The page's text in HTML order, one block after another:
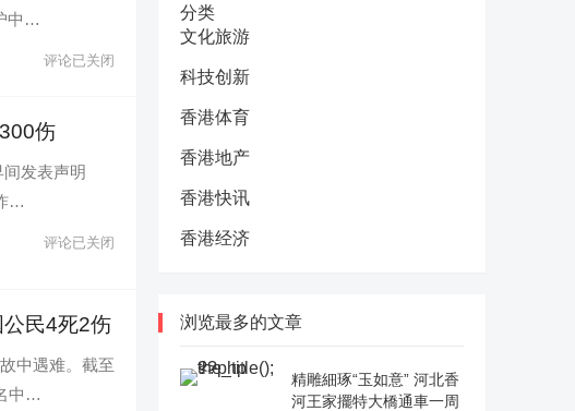
中…
评论已关闭
伤
发表声明
…
评论已关闭
民4死2伤
中遇难。截至
中…
分类
文化旅游
科技创新
香港体育
香港地产
香港快讯
香港经济
浏览最多的文章
精雕細琢“玉如意” 河北香
河王家擺特大橋通車一周